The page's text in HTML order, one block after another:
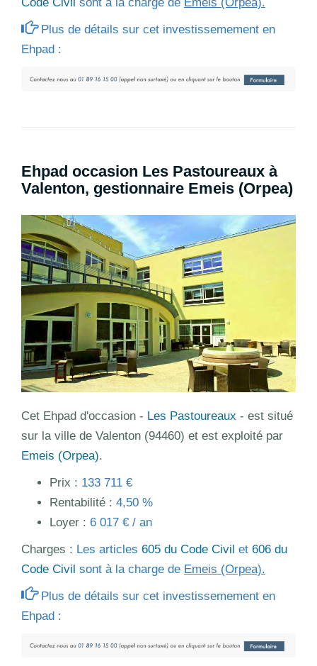
Code Civil sont à la charge de Emeis (Orpea).
Plus de détails sur cet investissemement en
Ehpad :
Ehpad occasion Les Pastoureaux à
Valenton, gestionnaire Emeis (Orpea)
Cet Ehpad d'occasion - Les Pastoureaux - est situé
sur la ville de Valenton (94460) et est exploité par
Emeis (Orpea).
Prix : 133 711 €
Rentabilité : 4,50 %
Loyer : 6 017 € / an
Charges : Les articles 605 du Code Civil et 606 du
Code Civil sont à la charge de Emeis (Orpea).
Plus de détails sur cet investissemement en
Ehpad :